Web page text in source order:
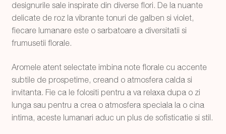
designurile sale inspirate din diverse flori. De la nuante
delicate de roz la vibrante tonuri de galben si violet,
fiecare lumanare este o sarbatoare a diversitatii si
frumusetii florale.
Aromele atent selectate imbina note florale cu accente
subtile de prospetime, creand o atmosfera calda si
invitanta. Fie ca le folositi pentru a va relaxa dupa o zi
lunga sau pentru a crea o atmosfera speciala la o cina
intima, aceste lumanari aduc un plus de sofisticatie si stil.